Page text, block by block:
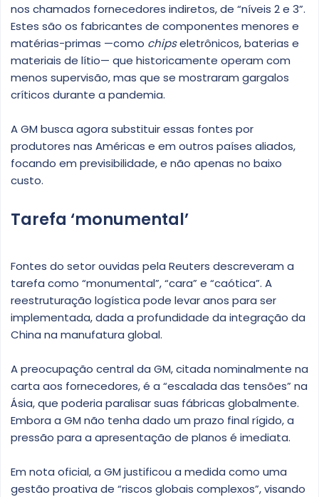
nos chamados fornecedores indiretos, de “níveis 2 e 3”.
Estes são os fabricantes de componentes menores e
matérias-primas —como chipseletrônicos, baterias e
materiais de lítio— que historicamente operam com
menos supervisão, mas que se mostraram gargalos
críticos durante a pandemia.
A GM busca agora substituir essas fontes por
produtores nas Américas e em outros países aliados,
focando em previsibilidade, e não apenas no baixo
custo.
Tarefa ‘monumental’
Fontes do setor ouvidas pela Reuters descreveram a
tarefa como “monumental”, “cara” e “caótica”. A
reestruturação logística pode levar anos para ser
implementada, dada a profundidade da integração da
China na manufatura global.
A preocupação central da GM, citada nominalmente na
carta aos fornecedores, é a “escalada das tensões” na
Ásia, que poderia paralisar suas fábricas globalmente.
Embora a GM não tenha dado um prazo final rígido, a
pressão para a apresentação de planos é imediata.
Em nota oficial, a GM justificou a medida como uma
gestão proativa de “riscos globais complexos”, visando